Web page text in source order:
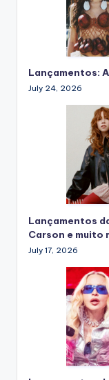
Lançamentos:
July 24, 2026
Lançamentos
Carson e muito
July 17, 2026